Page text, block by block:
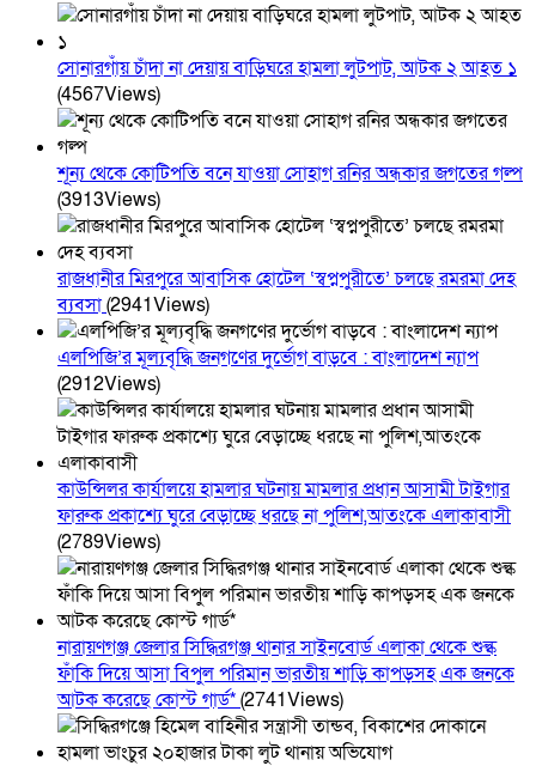
সোনারগাঁয় চাঁদা না দেয়ায় বাড়িঘরে হামলা লুটপাট, আটক ২ আহত ১
(4567Views)
শূন্য থেকে কোটিপতি বনে যাওয়া সোহাগ রনির অন্ধকার জগতের গল্প
(3913Views)
রাজধানীর মিরপুরে আবাসিক হোটেল ‘স্বপ্নপুরীতে’ চলছে রমরমা দেহ
ব্যবসা(2941Views)
এলপিজি’র মূল্যবৃদ্ধি জনগণের দুর্ভোগ বাড়বে : বাংলাদেশ ন্যাপ
(2912Views)
কাউন্সিলর কার্যালয়ে হামলার ঘটনায় মামলার প্রধান আসামী টাইগার
ফারুক প্রকাশ্যে ঘুরে বেড়াচ্ছে ধরছে না পুলিশ,আতংকে এলাকাবাসী
(2789Views)
নারায়ণগঞ্জ জেলার সিদ্ধিরগঞ্জ থানার সাইনবোর্ড এলাকা থেকে শুল্ক
ফাঁকি দিয়ে আসা বিপুল পরিমান ভারতীয় শাড়ি কাপড়সহ এক জনকে
আটক করেছে কোস্ট গার্ড*(2741Views)